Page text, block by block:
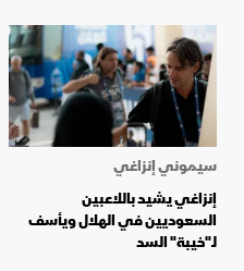
سيموني إنزاغي
إنزاغي يشيد باللاعبين
السعوديين في الهلال ويأسف
لـ"خيبة" السد